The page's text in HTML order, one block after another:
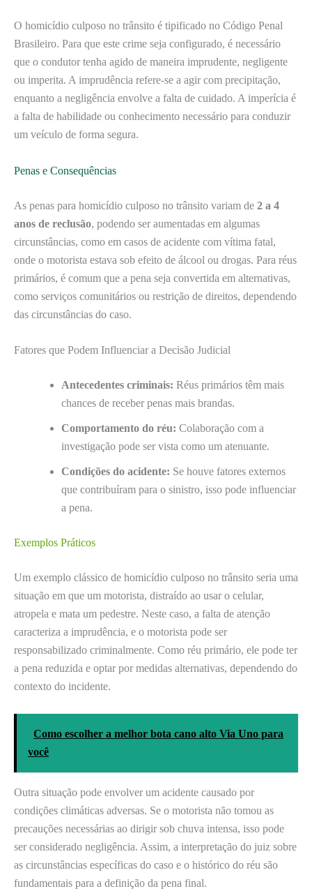
O homicídio culposo no trânsito é tipificado no Código Penal
Brasileiro. Para que este crime seja configurado, é necessário
que o condutor tenha agido de maneira imprudente, negligente
ou imperita. A imprudência refere-se a agir com precipitação,
enquanto a negligência envolve a falta de cuidado. A imperícia é
a falta de habilidade ou conhecimento necessário para conduzir
um veículo de forma segura.
Penas e Consequências
As penas para homicídio culposo no trânsito variam de 2 a 4
anos de reclusão, podendo ser aumentadas em algumas
circunstâncias, como em casos de acidente com vítima fatal,
onde o motorista estava sob efeito de álcool ou drogas. Para réus
primários, é comum que a pena seja convertida em alternativas,
como serviços comunitários ou restrição de direitos, dependendo
das circunstâncias do caso.
Fatores que Podem Influenciar a Decisão Judicial
Antecedentes criminais: Réus primários têm mais
chances de receber penas mais brandas.
Comportamento do réu: Colaboração com a
investigação pode ser vista como um atenuante.
Condições do acidente: Se houve fatores externos
que contribuíram para o sinistro, isso pode influenciar
a pena.
Exemplos Práticos
Um exemplo clássico de homicídio culposo no trânsito seria uma
situação em que um motorista, distraído ao usar o celular,
atropela e mata um pedestre. Neste caso, a falta de atenção
caracteriza a imprudência, e o motorista pode ser
responsabilizado criminalmente. Como réu primário, ele pode ter
a pena reduzida e optar por medidas alternativas, dependendo do
contexto do incidente.
Como escolher a melhor bota cano alto Via Uno para
você
Outra situação pode envolver um acidente causado por
condições climáticas adversas. Se o motorista não tomou as
precauções necessárias ao dirigir sob chuva intensa, isso pode
ser considerado negligência. Assim, a interpretação do juiz sobre
as circunstâncias específicas do caso e o histórico do réu são
fundamentais para a definição da pena final.